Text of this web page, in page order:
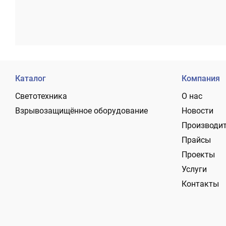
Каталог
Светотехника
Взрывозащищённое оборудование
Компания
О нас
Новости
Прайсы
Проекты
Услуги
Контакты